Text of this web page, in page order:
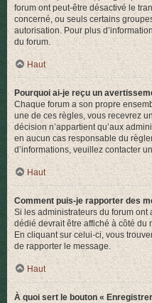
forum ont peut-être désactivé le
concerné, ou seuls certains
autorisation. Pour plus
du forum.
Haut
Pourquoi ai-je reçu un
Chaque forum a son propre
une de ces règles, vous recevrez
décision n’appartient qu’aux
en aucun cas responsable du
d’informations, veuillez contacter
Haut
Comment puis-je rapporter des
Si les administrateurs du forum
dédié devrait être affiché à côté du
En cliquant sur celui-ci, vous
de rapporter le message.
Haut
À quoi sert le bouton «